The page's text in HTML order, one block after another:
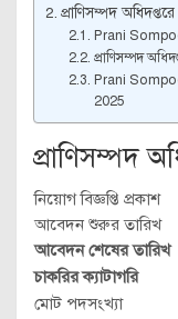
প্রাণিসম্পদ
Prani
প্রাণিসম্পদ
Prani
2025
প্রাণিসম্পদ
নিয়োগ বিজ্ঞপ্তি প্রকাশ
আবেদন শুরুর তারিখ
আবেদন শেষের তারিখ
চাকরির ক্যাটাগরি
মোট পদসংখ্যা